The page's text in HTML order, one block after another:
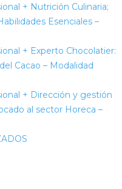
+ Nutrición Culinaria;
Esenciales –
+ Experto Chocolatier:
Cacao – Modalidad
+ Dirección y gestión
al sector Horeca –